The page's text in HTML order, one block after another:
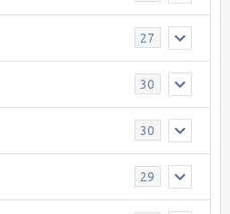
27
30
30
29